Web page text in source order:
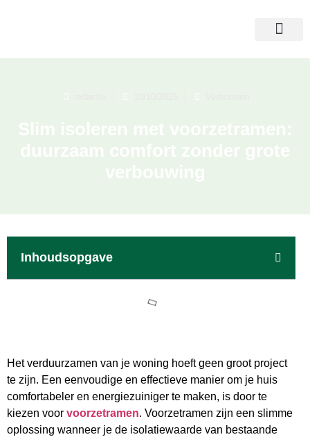
Inhoudsopgave
Het verduurzamen van je woning hoeft geen groot project
te zijn. Een eenvoudige en effectieve manier om je huis
comfortabeler en energiezuiniger te maken, is door te
kiezen voor voorzetramen. Voorzetramen zijn een slimme
oplossing wanneer je de isolatiewaarde van bestaande